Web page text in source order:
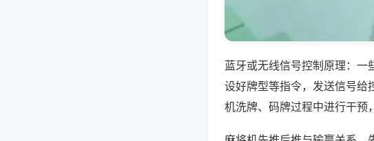
蓝牙或无线信号控制原理：一
设好牌型等指令，发送信号给
机洗牌、码牌过程中进行干预